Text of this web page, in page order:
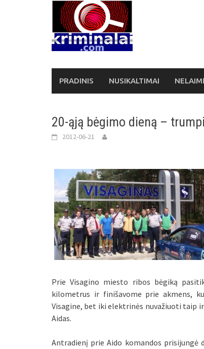
PRADINIS NUSIKALTIMAI
20-ąją bėgimo dieną –
2012-06-21
Prie Visagino miesto ribos bėgiką
kilometrus ir finišavome prie akmens,
Visagine, bet iki elektrinės nuvažiuoti taip ir
Aidas.
Antradienį prie Aido komandos prisijungė